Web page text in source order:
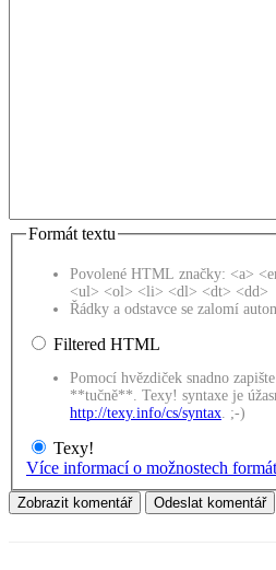
Formát textu
Povolené HTML značky: <a>
<ul> <ol> <li> <dl> <dt> <dd>
Řádky a odstavce se zalomí
Filtered HTML
Pomocí hvězdiček snadno
**tučně**. Texy! syntaxe je
http://texy.info/cs/syntax . ;-)
Texy!
Více informací o možnostech